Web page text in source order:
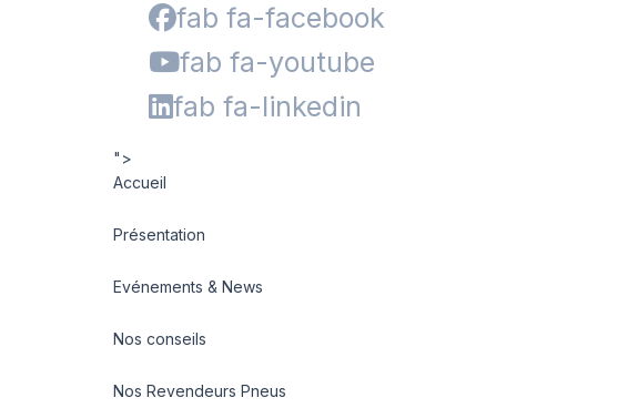
fab fa-facebook
fab fa-youtube
fab fa-linkedin
">
Accueil
Présentation
Evénements & News
Nos conseils
Nos Revendeurs Pneus